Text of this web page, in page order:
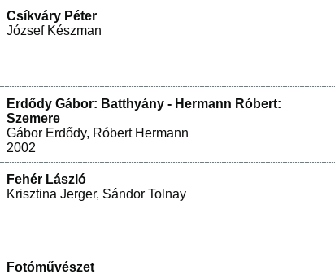
Csíkváry Péter
József Készman
Erdődy Gábor: Batthyány - Hermann Róbert:
Szemere
Gábor Erdődy, Róbert Hermann
2002
Fehér László
Krisztina Jerger, Sándor Tolnay
Fotóművészet